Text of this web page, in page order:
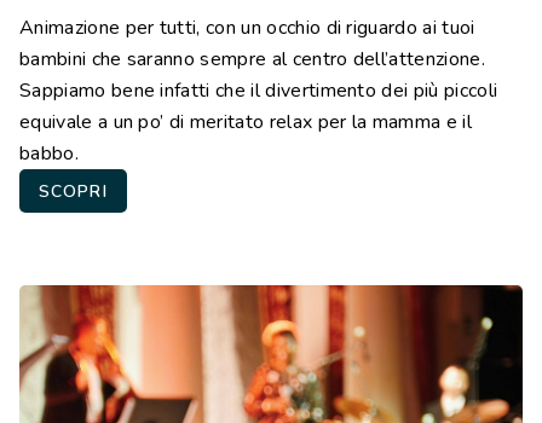
Animazione per tutti, con un occhio di riguardo ai tuoi
bambini che saranno sempre al centro dell’attenzione.
Sappiamo bene infatti che il divertimento dei più piccoli
equivale a un po’ di meritato relax per la mamma e il
babbo.
SCOPRI